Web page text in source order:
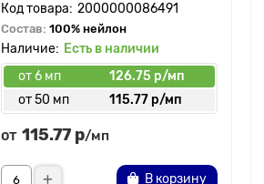
2000000086491
Состав: 100% нейлон
Есть в наличии
от 6 мп
126.75 р/мп
от 50 мп
115.77 р/мп
от 115.77 р/мп
В корзину